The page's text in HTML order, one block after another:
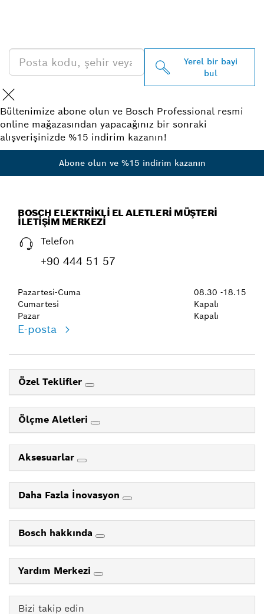
Yerel bir bayi
bul
Bültenimize abone olun ve Bosch Professional resmi
online mağazasından yapacağınız bir sonraki
alışverişinizde %15 indirim kazanın!
Abone olun ve %15 indirim kazanın
BOSCH ELEKTRIKLI EL ALETLERI MÜŞTERI
İLETIŞIM MERKEZI
Telefon
+90 444 51 57
Pazartesi-Cuma
Cumartesi
Pazar
08.30 -18.15
Kapalı
Kapalı
E-posta
Özel Teklifler
Ölçme Aletleri
Aksesuarlar
Daha Fazla İnovasyon
Bosch hakkında
Yardım Merkezi
Bizi takip edin